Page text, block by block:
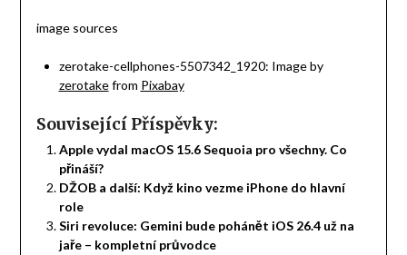
image sources
zerotake-cellphones-5507342_1920: Image by
zerotakefrom Pixabay
Související Příspěvky:
Apple vydal macOS 15.6 Sequoia pro všechny. Co
přináší?
DŽOB a další: Když kino vezme iPhone do hlavní
role
Siri revoluce: Gemini bude pohánět iOS 26.4 už na
jaře – kompletní průvodce